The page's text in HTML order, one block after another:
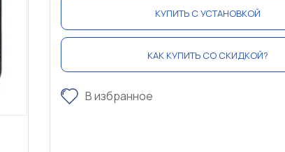
КУПИТЬ С УСТАНОВКОЙ
КАК КУПИТЬ СО СКИДКОЙ?
В избранное